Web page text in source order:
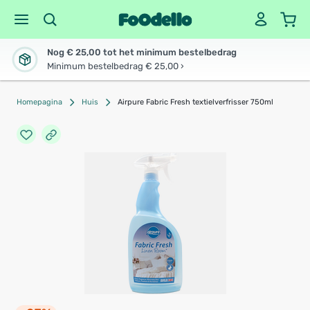
Nog € 25,00 tot het minimum bestelbedrag
Minimum bestelbedrag € 25,00 ›
Homepagina Huis Airpure Fabric Fresh textielverfrisser 750ml